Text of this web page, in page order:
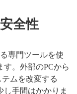
全性
専門ツールを使
す。外部のPCから
ムを改変する
し手間はかかりま